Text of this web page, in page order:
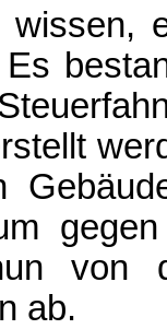
wissen,
von
ab.